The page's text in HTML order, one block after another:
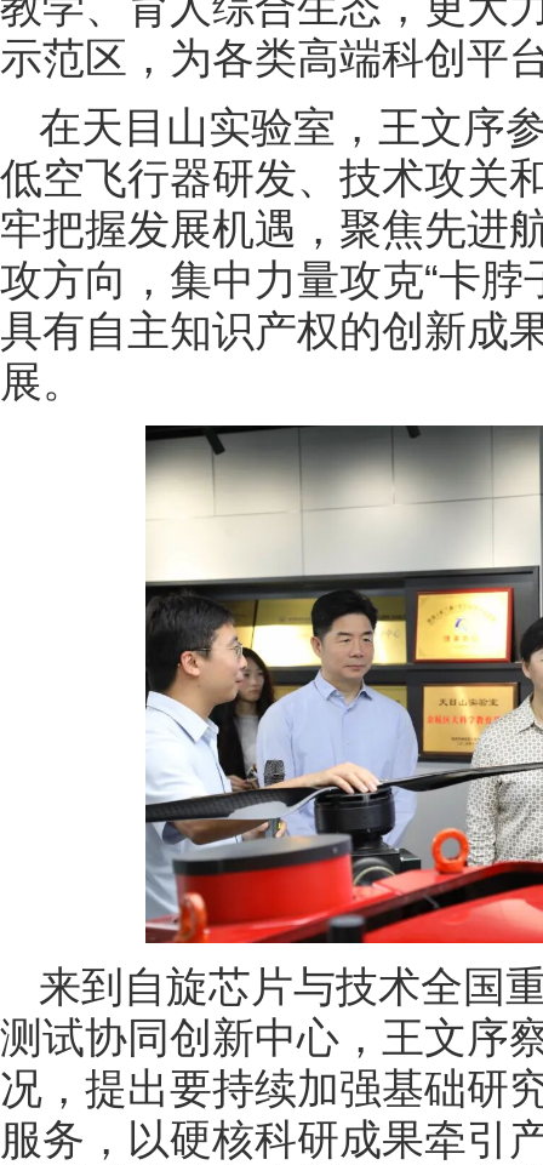
示范区，为各类高端科创平
在天目山实验室，王文序
低空飞行器研发、技术攻关
牢把握发展机遇，聚焦先进
攻方向，集中力量攻克“卡
具有自主知识产权的创新成
展。
来到自旋芯片与技术全国
测试协同创新中心，王文序
况，提出要持续加强基础研
服务，以硬核科研成果牵引